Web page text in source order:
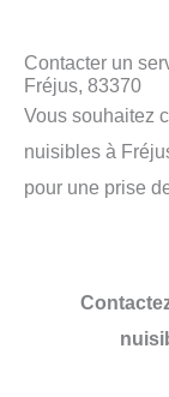
Contacter un
Fréjus, 83370
Vous souhaitez
nuisibles à
pour une prise